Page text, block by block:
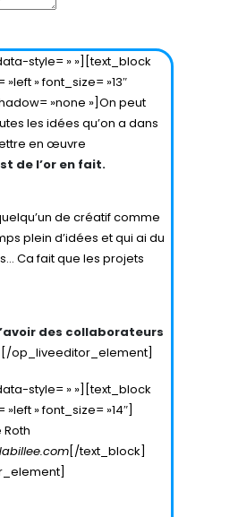
style= » »][text_block
» font_size= »13″
»none »]On peut
les idées qu’on a dans
en œuvre
de l’or en fait.
de créatif comme
plein d’idées et qui ai du
Ca fait que les projets
des collaborateurs
op_liveeditor_element]
style= » »][text_block
» font_size= »14″]
[/text_block]